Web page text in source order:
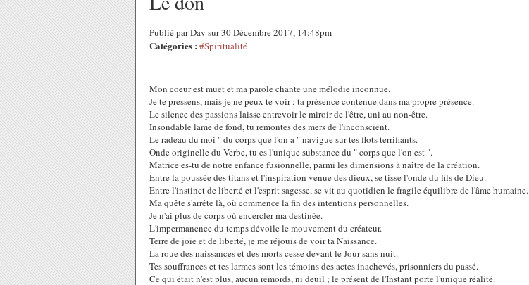
Publié par Dav sur 30 Décembre 2017, 14:48pm
Catégories : #Spiritualité
Mon coeur est muet et ma parole chante une mélodie inconnue.
Je te pressens, mais je ne peux te voir ; ta présence contenue dans ma propre présence.
Le silence des passions laisse entrevoir le miroir de l'être, uni au non-être.
Insondable lame de fond, tu remontes des mers de l'inconscient.
Le radeau du moi " du corps que l'on a " navigue sur tes flots terrifiants.
Onde originelle du Verbe, tu es l'unique substance du " corps que l'on est ".
Matrice es-tu de notre enfance fusionnelle, parmi les dimensions à naître de la création.
Entre la poussée des titans et l'inspiration venue des dieux, se tisse l'onde du fils de Dieu.
Entre l'instinct de liberté et l'esprit sagesse, se vit au quotidien le fragile équilibre de l'âme humaine.
Ma quête s'arrête là, où commence la fin des intentions personnelles.
Je n'ai plus de corps où encercler ma destinée.
L'impermanence du temps dévoile le mouvement du créateur.
Terre de joie et de liberté, je me réjouis de voir ta Naissance.
La roue des naissances et des morts cesse devant le Jour sans nuit.
Tes souffrances et tes larmes sont les témoins des actes inachevés, prisonniers du passé.
Ce qui était n'est plus, aucun remords, ni deuil ; le présent de l'Instant porte l'unique réalité.